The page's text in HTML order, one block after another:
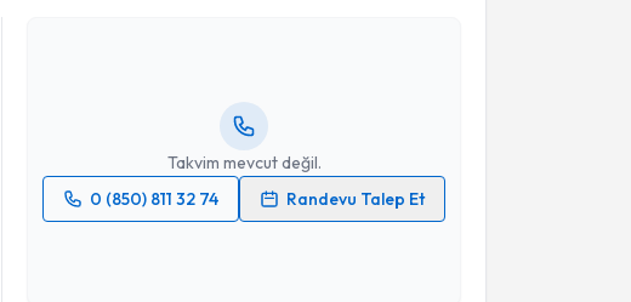
Takvim mevcut değil.
0 (850) 811 32 74
Randevu Talep Et
Prof. Dr. Hacı Mustafa Özdemir